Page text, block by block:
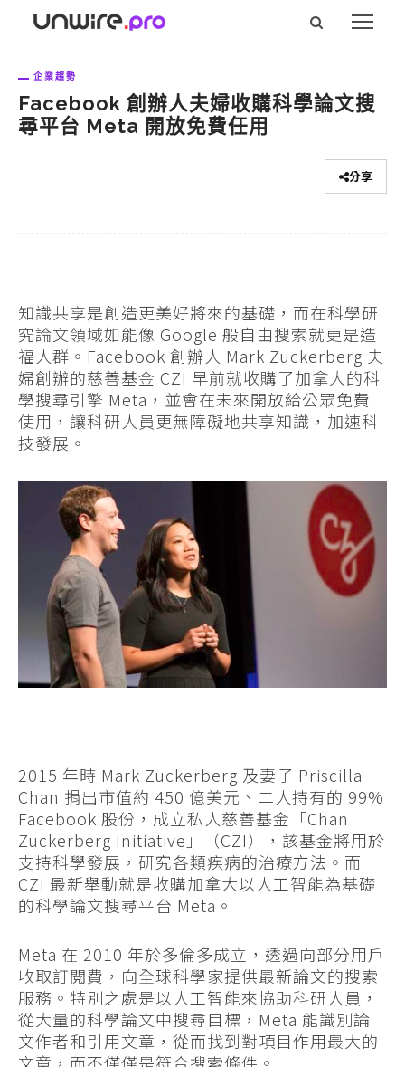
企業趨勢
Facebook 創辦人夫婦收購科學論文搜
尋平台 Meta 開放免費任用
分享
知識共享是創造更美好將來的基礎，而在科學研
究論文領域如能像 Google 般自由搜索就更是造
福人群。Facebook 創辦人 Mark Zuckerberg 夫
婦創辦的慈善基金 CZI 早前就收購了加拿大的科
學搜尋引擎 Meta，並會在未來開放給公眾免費
使用，讓科研人員更無障礙地共享知識，加速科
技發展。
2015 年時 Mark Zuckerberg 及妻子 Priscilla
Chan 捐出市值約 450 億美元、二人持有的 99%
Facebook 股份，成立私人慈善基金「Chan
Zuckerberg Initiative」（CZI），該基金將用於
支持科學發展，研究各類疾病的治療方法。而
CZI 最新舉動就是收購加拿大以人工智能為基礎
的科學論文搜尋平台 Meta。
Meta 在 2010 年於多倫多成立，透過向部分用戶
收取訂閱費，向全球科學家提供最新論文的搜索
服務。特別之處是以人工智能來協助科研人員，
從大量的科學論文中搜尋目標，Meta 能識別論
文作者和引用文章，從而找到對項目作用最大的